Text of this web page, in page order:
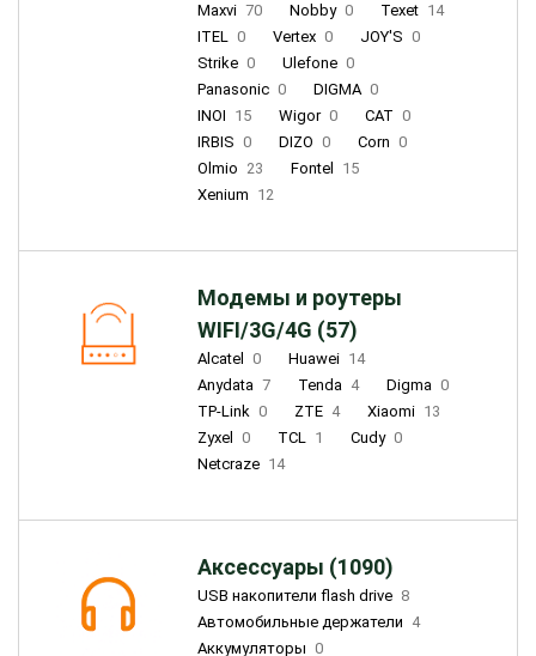
Maxvi 70 Nobby 0 Texet 14
ITEL 0 Vertex 0 JOY'S 0
Strike 0 Ulefone 0
Panasonic 0 DIGMA 0
INOI 15 Wigor 0 CAT 0
IRBIS 0 DIZO 0 Corn 0
Olmio 23 Fontel
15
Xenium 12
Модемы и роутеры
WIFI/3G/4G (57)
Alcatel 0 Huawei 14
Anydata 7 Tenda 4 Digma 0
TP-Link 0 ZTE 4 Xiaomi 13
Zyxel
0 TCL 1 Cudy 0
Netcraze 14
Аксессуары (1090)
USB накопители flash drive 8
Автомобильные держатели 4
Аккумуляторы 0